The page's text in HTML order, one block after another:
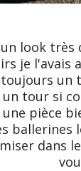
look
je l'avais
un
tour si
pièce
ballerines
dans